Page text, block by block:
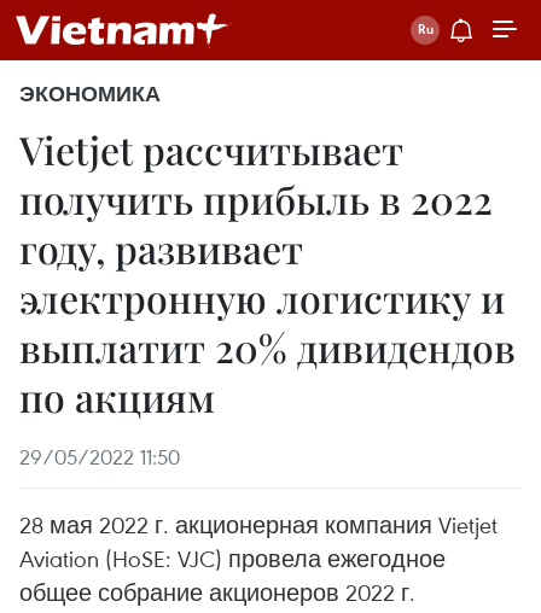
ЭКОНОМИКА
Vietjet рассчитывает
получить прибыль в 2022
году, развивает
электронную логистику и
выплатит 20% дивидендов
по акциям
29/05/2022 11:50
28 мая 2022 г. акционерная компания Vietjet
Aviation (HoSE: VJC) провела ежегодное
общее собрание акционеров 2022 г.